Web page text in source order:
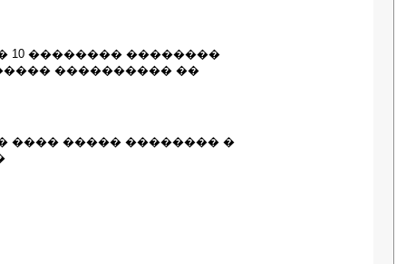
�������� ��������
���������� ��
���� ����� �������� �